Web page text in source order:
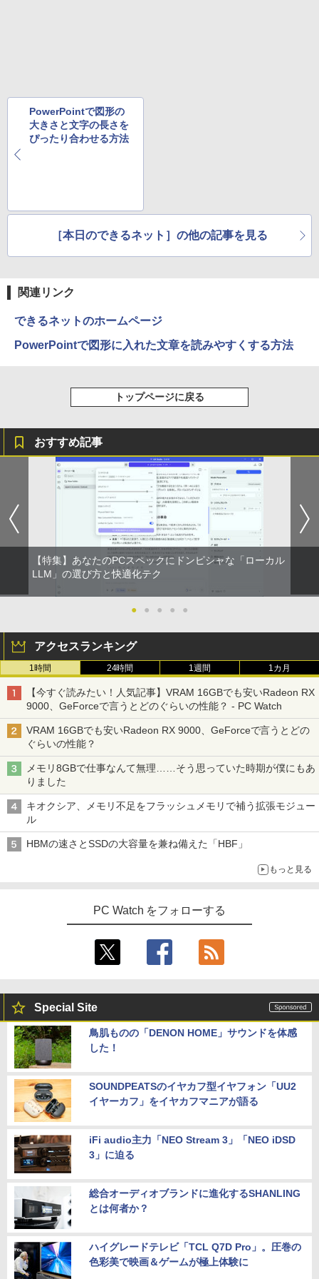
PowerPointで図形の
大きさと文字の長さを
ぴったり合わせる方法
［本日のできるネット］の他の記事を見る
関連リンク
できるネットのホームページ
PowerPointで図形に入れた文章を読みやすくする方法
トップページに戻る
おすすめ記事
【特集】あなたのPCスペックにドンピシャな「ローカル
LLM」の選び方と快適化テク
● ● ● ● ●
アクセスランキング
1時間 24時間 1週間 1カ月
【今すぐ読みたい！人気記事】VRAM 16GBでも安いRadeon RX
9000、GeForceで言うとどのぐらいの性能？ - PC Watch
VRAM 16GBでも安いRadeon RX 9000、GeForceで言うとどの
ぐらいの性能？
メモリ8GBで仕事なんて無理……そう思っていた時期が僕にもあ
りました
キオクシア、メモリ不足をフラッシュメモリで補う拡張モジュー
ル
HBMの速さとSSDの大容量を兼ね備えた「HBF」
もっと見る
PC Watch をフォローする
Special Site
鳥肌ものの「DENON HOME」サウンドを体感
した！
SOUNDPEATSのイヤカフ型イヤフォン「UU2
イヤーカフ」をイヤカフマニアが語る
iFi audio主力「NEO Stream 3」「NEO iDSD
3」に迫る
総合オーディオブランドに進化するSHANLING
とは何者か？
ハイグレードテレビ「TCL Q7D Pro」。圧巻の
色彩美で映画＆ゲームが極上体験に